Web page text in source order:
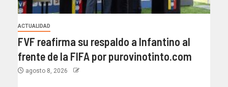
ACTUALIDAD
FVF reafirma su respaldo a Infantino al
frente de la FIFA por purovinotinto.com
agosto 8, 2026